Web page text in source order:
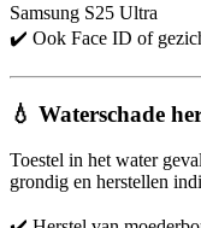
Samsung S25 Ultra
✔️ Ook Face ID of
💧 Waterschade
Toestel in het water
grondig en herstellen